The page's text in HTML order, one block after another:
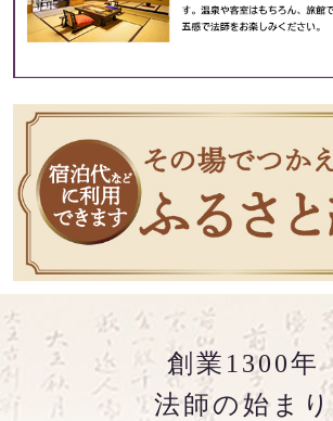
創業1300年
法師の始まり